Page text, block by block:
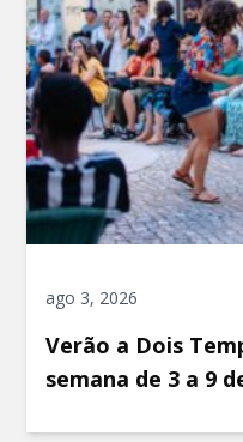
ago 3, 2026
Verão a Dois
semana de 3 a 9